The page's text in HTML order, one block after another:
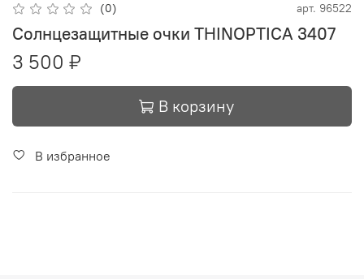
(0) арт. 96522
Солнцезащитные очки THINOPTICA 3407
3 500 ₽
В корзину
В избранное